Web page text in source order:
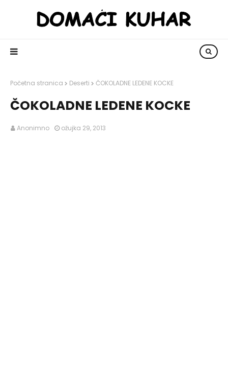
Početna stranica Deserti ČOKOLADNE LEDENE KOCKE
ČOKOLADNE LEDENE KOCKE
Anonimno ožujka 29, 2013